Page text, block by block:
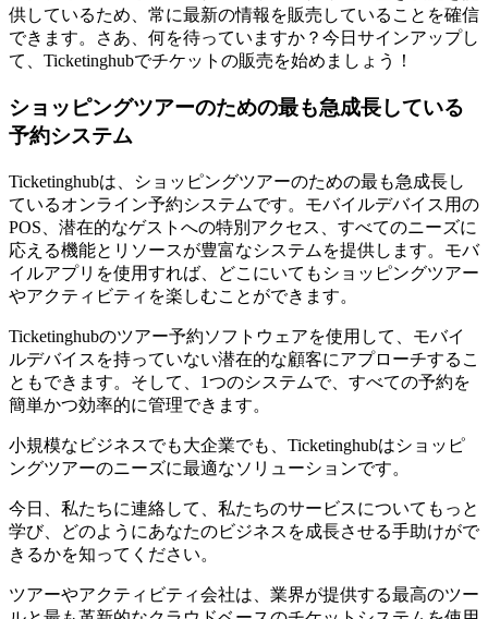
供しているため、常に最新の情報を販売していることを確信
できます。さあ、何を待っていますか？今日サインアップし
て、Ticketinghubでチケットの販売を始めましょう！
ショッピングツアーのための最も急成長している
予約システム
Ticketinghubは、ショッピングツアーのための最も急成長し
ているオンライン予約システムです。モバイルデバイス用の
POS、潜在的なゲストへの特別アクセス、すべてのニーズに
応える機能とリソースが豊富なシステムを提供します。モバ
イルアプリを使用すれば、どこにいてもショッピングツアー
やアクティビティを楽しむことができます。
Ticketinghubのツアー予約ソフトウェアを使用して、モバイ
ルデバイスを持っていない潜在的な顧客にアプローチするこ
ともできます。そして、1つのシステムで、すべての予約を
簡単かつ効率的に管理できます。
小規模なビジネスでも大企業でも、Ticketinghubはショッピ
ングツアーのニーズに最適なソリューションです。
今日、私たちに連絡して、私たちのサービスについてもっと
学び、どのようにあなたのビジネスを成長させる手助けがで
きるかを知ってください。
ツアーやアクティビティ会社は、業界が提供する最高のツー